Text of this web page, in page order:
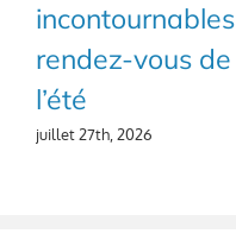
incontournables
rendez-vous de
l’été
juillet 27th, 2026